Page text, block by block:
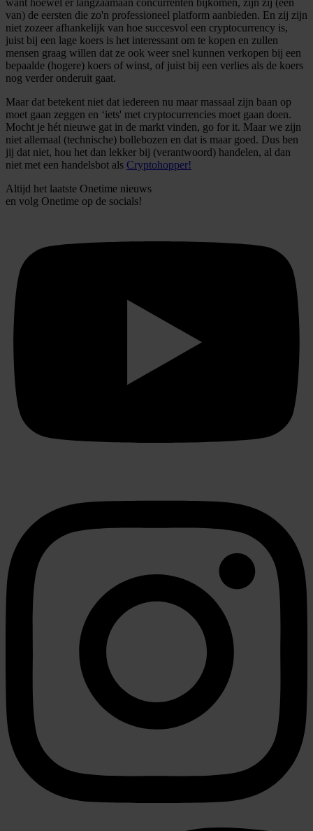
van) de eersten die zo'n professioneel platform aanbieden. En zij zijn
niet zozeer afhankelijk van hoe succesvol een cryptocurrency is,
juist bij een lage koers is het interessant om te kopen en zullen
mensen graag willen dat ze ook weer snel kunnen verkopen bij een
bepaalde (hogere) koers of winst, of juist bij een verlies als de koers
nog verder onderuit gaat.
Maar dat betekent niet dat iedereen nu maar massaal zijn baan op
moet gaan zeggen en ‘iets' met cryptocurrencies moet gaan doen.
Mocht je hét nieuwe gat in de markt vinden, go for it. Maar we zijn
niet allemaal (technische) bollebozen en dat is maar goed. Dus ben
jij dat niet, hou het dan lekker bij (verantwoord) handelen, al dan
niet met een handelsbot als Cryptohopper!
Altijd het laatste Onetime nieuws
en volg Onetime op de socials!